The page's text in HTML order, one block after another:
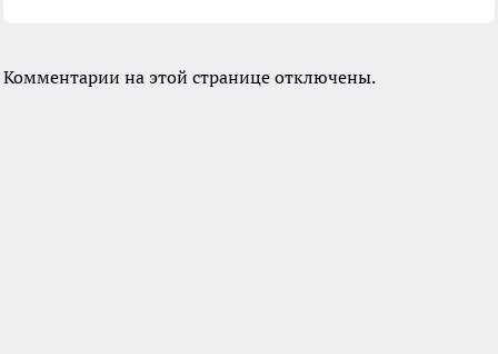
Комментарии на этой странице отключены.